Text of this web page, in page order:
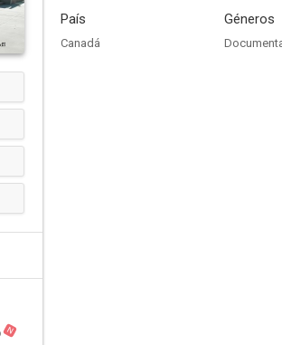
N
País
Canadá
Géneros